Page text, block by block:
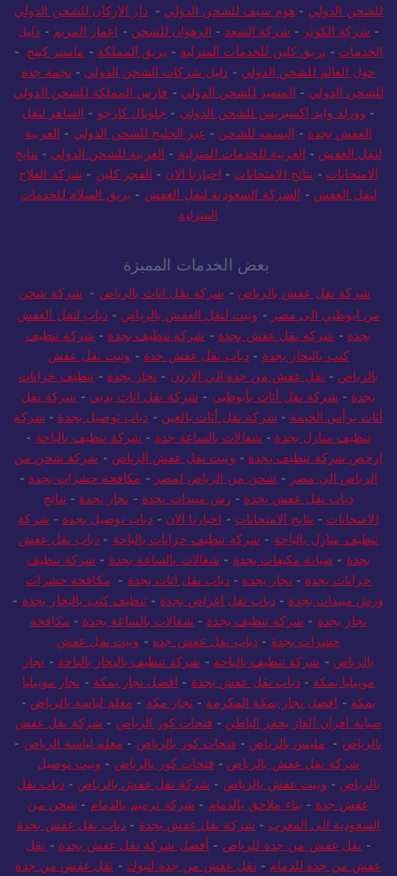
للشحن الدولي - هوم سيف للشحن الدولي -دار الاركان للشحن الدولي
- شركة الكوثر - شركة السعد - الرهوان للشحن - اعمار المريم - دليل
الخدمات - بريق كلين للخدمات المنزلية - بريق المملكة - ماستر كينج -
حول العالم للشحن الدولي - دليل شركات الشحن الدولي - نجمة جدة
للشحن الدولي - المتميز للشحن الدولي - فارس المملكة للشحن الدولي
- وورلد وايد إكسبريس للشحن الدولي - جلوبال كارجو - الساهر لنقل
العفش بجدة - البسمه للشحن - عبر الخليج للشحن الدولي - العربية
لنقل العفش - العربية للخدمات المنزلية - العربية للشحن الدولي - نتايج
الامتحانات - نتائج الامتحانات - اخبارنا الان - الفجر كلين - شركة الفلاح
لنقل العفش - الشركة السعودية لنقل العفش - بريق السلام للخدمات
المنزلية
بعض الخدمات المميزة
شركة نقل عفش بالرياض - شركة نقل اثاث بالرياض - شركة شحن
من ابوظبي الى مصر - ونيت لنقل العفش بالرياض -دباب لنقل العفش
بجدة - شركة نقل عفش بجدة - شركة تنظيف بجدة - شركة تنظيف
كنب بالبخار بجدة - دباب نقل عفش جدة - ونيت نقل عفش
بالرياض - نقل عفش من جدة الي الاردن - نجار بجدة - تنظيف خزانات
بجدة - شركة نقل أثاث بأبوظبي - شركة نقل اثاث بدبي - شركة نقل
أثاث برأس الخيمة - شركة نقل أثاث بالعين - دباب توصيل بجدة - شركة
تنظيف منازل بجدة - شغالات بالساعة جدة - شركة تنظيف بالباحة -
ارخص شركة تنظيف بجدة - ونيت نقل عفش الرياض - شركة شحن من
الرياض الي مصر - شحن من الرياض لمصر - مكافحة حشرات بجدة -
دباب نقل عفش بجدة - رش مبيدات بجدة - نجار بجدة - نتائج
الامتحانات - نتايج الامتحانات - اخبارنا الان - دباب توصيل بجدة - شركة
تنظيف منازل بالباحة - شركة تنظيف خزانات بالباحة - دباب نقل عفش
بجدة - صيانة مكيفات بجدة - شغالات بالساعة بجدة - شركة تنظيف
خزانات بجدة - نجار بجدة - دباب نقل اثاث بجدة - مكافحة حشرات
ورش مبيدات بجدة -دباب نقل اغراض بجدة -تنظيف كنب بالبخار بجدة -
نجار بجدة - شركة تنظيف بجدة - شغالات بالساعة بجدة - مكافحة
حشرات بجدة - دباب نقل عفش جده - ونيت نقل عفش
بالرياض - شركة تنظيف بالباحة - شركة تنظيف بالبخار بالباحة - نجار
موبيليا بمكة -دباب نقل عفش بجدة - افضل نجار بمكة - نجار موبيليا
بمكة - افضل نجار بمكة المكرمة - نجار مكة - معلم لياسة بالرياض -
صيانة افران الغاز بحفر الباطن - فتحات كور الرياض - شركة نقل عفش
بالرياض - مليس بالرياض - فتحات كور بالرياض - معلم لياسة الرياض -
شركة نقل عفش بالرياض - فتحات كور بالرياض - ونيت توصيل
بالرياض - ونيت عفش بالرياض - شركة نقل عفش بالرياض -دباب نقل
عفش جدة - بناء ملاحق بالدمام - شركة ترميم بالدمام - شحن من
السعودية الى المغرب - شركة نقل عفش بجدة - دباب نقل عفش بجدة
- نقل عفش من جدة للرياض - أفضل شركة نقل عفش بجدة - نقل
عفش من جدة للدمام - نقل عفش من جدة لتبوك - نقل عفش من جدة